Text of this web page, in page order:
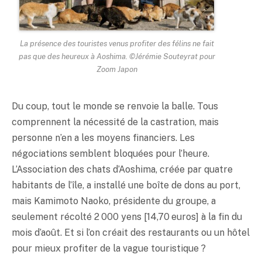
La présence des touristes venus profiter des félins ne fait
pas que des heureux à Aoshima. ©Jérémie Souteyrat pour
Zoom Japon
Du coup, tout le monde se renvoie la balle. Tous
comprennent la nécessité de la castration, mais
personne n’en a les moyens financiers. Les
négociations semblent bloquées pour l’heure.
L’Association des chats d’Aoshima, créée par quatre
habitants de l’île, a installé une boîte de dons au port,
mais Kamimoto Naoko, présidente du groupe, a
seulement récolté 2 000 yens [14,70 euros] à la fin du
mois d’août. Et si l’on créait des restaurants ou un hôtel
pour mieux profiter de la vague touristique ?